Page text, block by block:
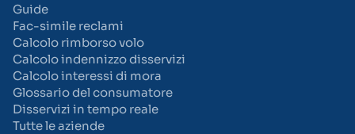
Guide
Fac-simile reclami
Calcolo rimborso volo
Calcolo indennizzo disservizi
Calcolo interessi di mora
Glossario del consumatore
Disservizi in tempo reale
Tutte le aziende